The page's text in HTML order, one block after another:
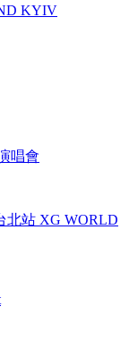
KYIV
唱會
北站 XG WORLD